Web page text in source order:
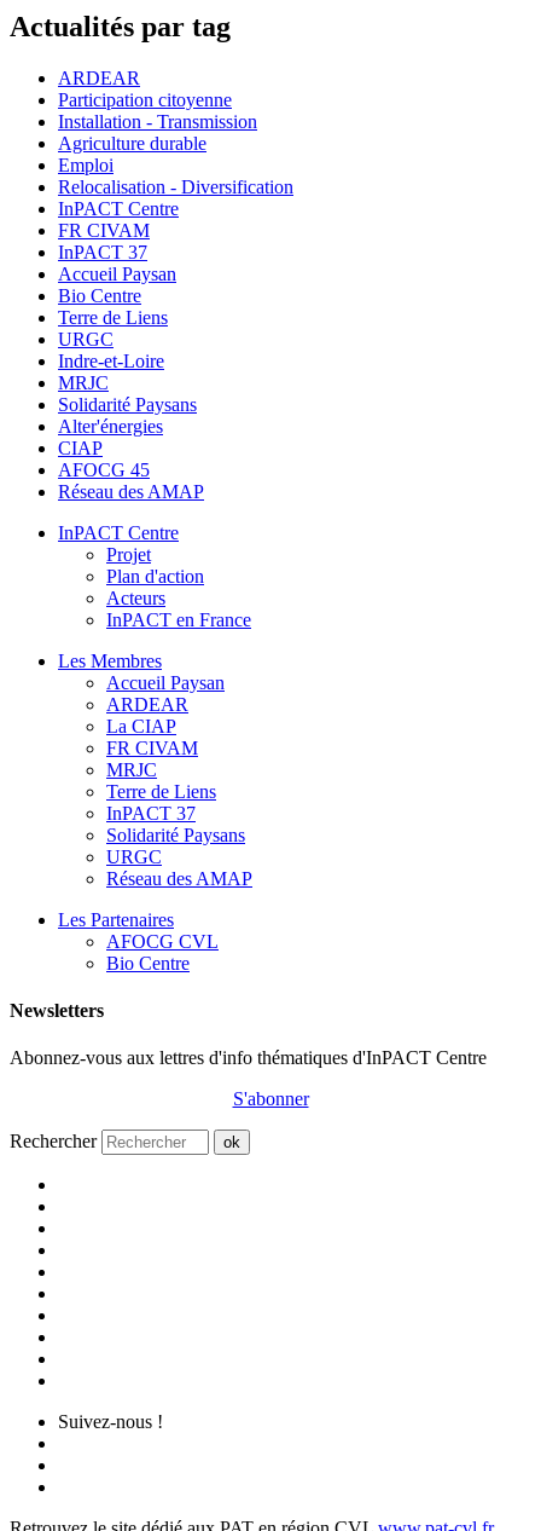
Actualités par tag
ARDEAR
Participation citoyenne
Installation - Transmission
Agriculture durable
Emploi
Relocalisation - Diversification
InPACT Centre
FR CIVAM
InPACT 37
Accueil Paysan
Bio Centre
Terre de Liens
URGC
Indre-et-Loire
MRJC
Solidarité Paysans
Alter'énergies
CIAP
AFOCG 45
Réseau des AMAP
InPACT Centre
Projet
Plan d'action
Acteurs
InPACT en France
Les Membres
Accueil Paysan
ARDEAR
La CIAP
FR CIVAM
MRJC
Terre de Liens
InPACT 37
Solidarité Paysans
URGC
Réseau des AMAP
Les Partenaires
AFOCG CVL
Bio Centre
Newsletters
Abonnez-vous aux lettres d'info thématiques d'InPACT Centre
S'abonner
Rechercher ok
Suivez-nous !